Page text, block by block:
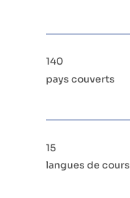
140
pays couverts
15
langues de cours